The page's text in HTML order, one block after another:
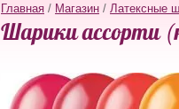
Главная / Магазин / Латексные
Шарики ассорти